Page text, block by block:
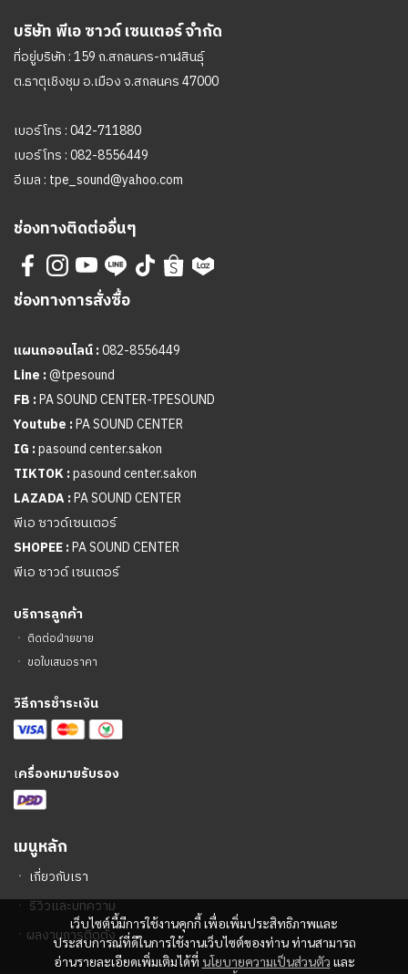
เว็บไซต์นี้มีการใช้งานคุกกี้ เพื่อเพิ่มประสิทธิภาพและ
ประสบการณ์ที่ดีในการใช้งานเว็บไซต์ของท่าน ท่านสามารถ
อ่านรายละเอียดเพิ่มเติมได้ที่ นโยบายความเป็นส่วนตัว และ
บริษัท พีเอ ซาวด์ เซนเตอร์ จำกัด
ที่อยู่บริษัท : 159 ถ.สกลนคร-กาฬสินธุ์
ต.ธาตุเชิงชุม อ.เมือง จ.สกลนคร 47000
เบอร์โทร :042-711880
เบอร์โทร :082-8556449
อีเมล : tpe_sound@yahoo.com
ช่องทางติดต่ออื่นๆ
ช่องทางการสั่งซื้อ
แผนกออนไลน์ :082-8556449
Line :@tpesound
FB :PA SOUND CENTER-TPESOUND
Youtube :PA SOUND CENTER
IG :pasound center.sakon
TIKTOK :pasound center.sakon
LAZADA :PA SOUND CENTER
พีเอ ซาวด์เซนเตอร์
SHOPEE :PA SOUND CENTER
พีเอ ซาวด์ เซนเตอร์
บริการลูกค้า
ㆍ ติดต่อฝ่ายขาย
ㆍ ขอใบเสนอราคา
วิธีการชำระเงิน
เครื่องหมายรับรอง
เมนูหลัก
ㆍ เกี่ยวกับเรา
ㆍรีวิวและบทความ
ㆍ ผลงานการติดตั้ง